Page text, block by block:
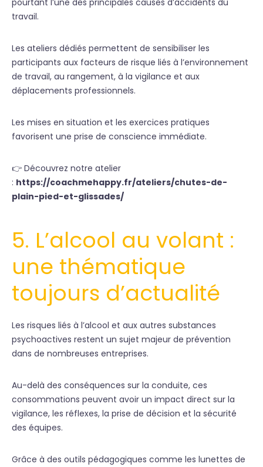
pourtant l’une des principales causes d’accidents du
travail.
Les ateliers dédiés permettent de sensibiliser les
participants aux facteurs de risque liés à l’environnement
de travail, au rangement, à la vigilance et aux
déplacements professionnels.
Les mises en situation et les exercices pratiques
favorisent une prise de conscience immédiate.
👉 Découvrez notre atelier
: https://coachmehappy.fr/ateliers/chutes-de-
plain-pied-et-glissades/
5. L’alcool au volant :
une thématique
toujours d’actualité
Les risques liés à l’alcool et aux autres substances
psychoactives restent un sujet majeur de prévention
dans de nombreuses entreprises.
Au-delà des conséquences sur la conduite, ces
consommations peuvent avoir un impact direct sur la
vigilance, les réflexes, la prise de décision et la sécurité
des équipes.
Grâce à des outils pédagogiques comme les lunettes de